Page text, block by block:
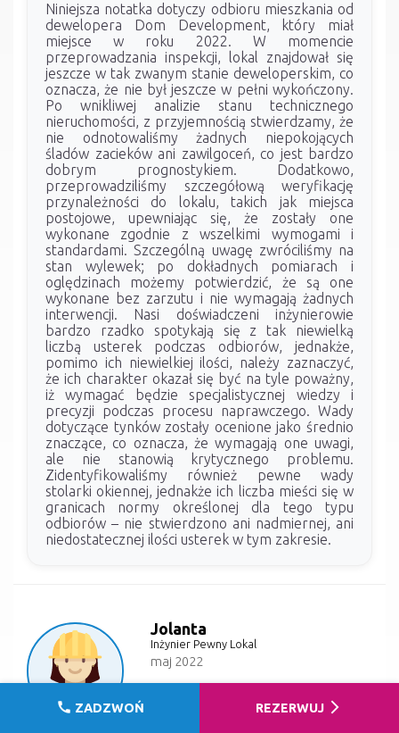
Niniejsza notatka dotyczy odbioru mieszkania od
dewelopera Dom Development, który miał
miejsce w roku 2022. W momencie
przeprowadzania inspekcji, lokal znajdował się
jeszcze w tak zwanym stanie deweloperskim, co
oznacza, że nie był jeszcze w pełni wykończony.
Po wnikliwej analizie stanu technicznego
nieruchomości, z przyjemnością stwierdzamy, że
nie odnotowaliśmy żadnych niepokojących
śladów zacieków ani zawilgoceń, co jest bardzo
dobrym prognostykiem. Dodatkowo,
przeprowadziliśmy szczegółową weryfikację
przynależności do lokalu, takich jak miejsca
postojowe, upewniając się, że zostały one
wykonane zgodnie z wszelkimi wymogami i
standardami. Szczególną uwagę zwróciliśmy na
stan wylewek; po dokładnych pomiarach i
oględzinach możemy potwierdzić, że są one
wykonane bez zarzutu i nie wymagają żadnych
interwencji. Nasi doświadczeni inżynierowie
bardzo rzadko spotykają się z tak niewielką
liczbą usterek podczas odbiorów, jednakże,
pomimo ich niewielkiej ilości, należy zaznaczyć,
że ich charakter okazał się być na tyle poważny,
iż wymagać będzie specjalistycznej wiedzy i
precyzji podczas procesu naprawczego. Wady
dotyczące tynków zostały ocenione jako średnio
znaczące, co oznacza, że wymagają one uwagi,
ale nie stanowią krytycznego problemu.
Zidentyfikowaliśmy również pewne wady
stolarki okiennej, jednakże ich liczba mieści się w
granicach normy określonej dla tego typu
odbiorów – nie stwierdzono ani nadmiernej, ani
niedostatecznej ilości usterek w tym zakresie.
Jolanta
Inżynier Pewny Lokal
maj 2022
call ZADZWOŃ REZERWUJ arrow_forward_ios